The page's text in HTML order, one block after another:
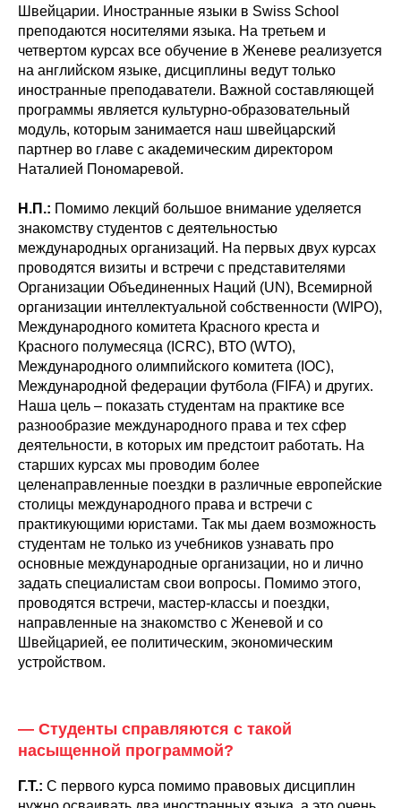
Швейцарии. Иностранные языки в Swiss School
преподаются носителями языка. На третьем и
четвертом курсах все обучение в Женеве реализуется
на английском языке, дисциплины ведут только
иностранные преподаватели. Важной составляющей
программы является культурно-образовательный
модуль, которым занимается наш швейцарский
партнер во главе с академическим директором
Наталией Пономаревой.
Н.П.: Помимо лекций большое внимание уделяется
знакомству студентов с деятельностью
международных организаций. На первых двух курсах
проводятся визиты и встречи с представителями
Организации Объединенных Наций (UN), Всемирной
организации интеллектуальной собственности (WIPO),
Международного комитета Красного креста и
Красного полумесяца (ICRC), ВТО (WTO),
Международного олимпийского комитета (IOC),
Международной федерации футбола (FIFA) и других.
Наша цель – показать студентам на практике все
разнообразие международного права и тех сфер
деятельности, в которых им предстоит работать. На
старших курсах мы проводим более
целенаправленные поездки в различные европейские
столицы международного права и встречи с
практикующими юристами. Так мы даем возможность
студентам не только из учебников узнавать про
основные международные организации, но и лично
задать специалистам свои вопросы. Помимо этого,
проводятся встречи, мастер-классы и поездки,
направленные на знакомство с Женевой и со
Швейцарией, ее политическим, экономическим
устройством.
— Студенты справляются с такой
насыщенной программой?
Г.Т.: С первого курса помимо правовых дисциплин